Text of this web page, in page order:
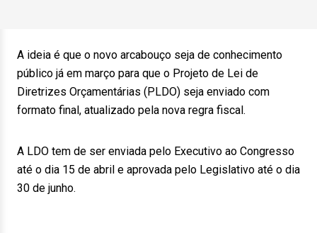
A ideia é que o novo arcabouço seja de conhecimento
público já em março para que o Projeto de Lei de
Diretrizes Orçamentárias (PLDO) seja enviado com
formato final, atualizado pela nova regra fiscal.
A LDO tem de ser enviada pelo Executivo ao Congresso
até o dia 15 de abril e aprovada pelo Legislativo até o dia
30 de junho.